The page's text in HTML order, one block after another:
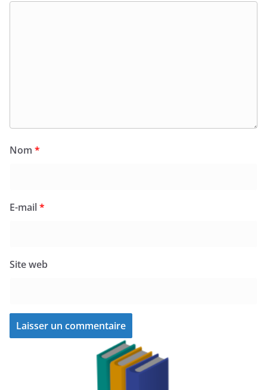
Nom *
E-mail*
Site web